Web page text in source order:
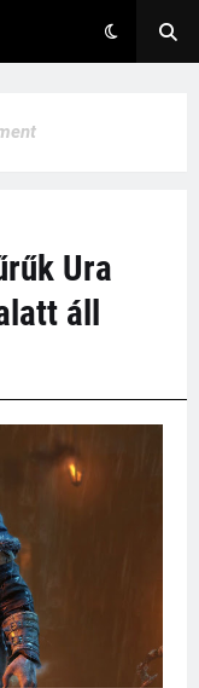
Ura
áll